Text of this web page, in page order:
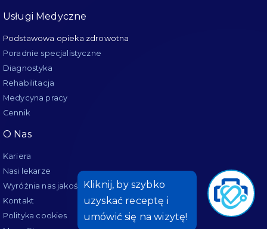
Usługi Medyczne
Podstawowa opieka zdrowotna
Poradnie specjalistyczne
Diagnostyka
Rehabilitacja
Medycyna pracy
Cennik
O Nas
Kariera
Nasi lekarze
Wyróżnia nas jakość
Kontakt
Polityka cookies